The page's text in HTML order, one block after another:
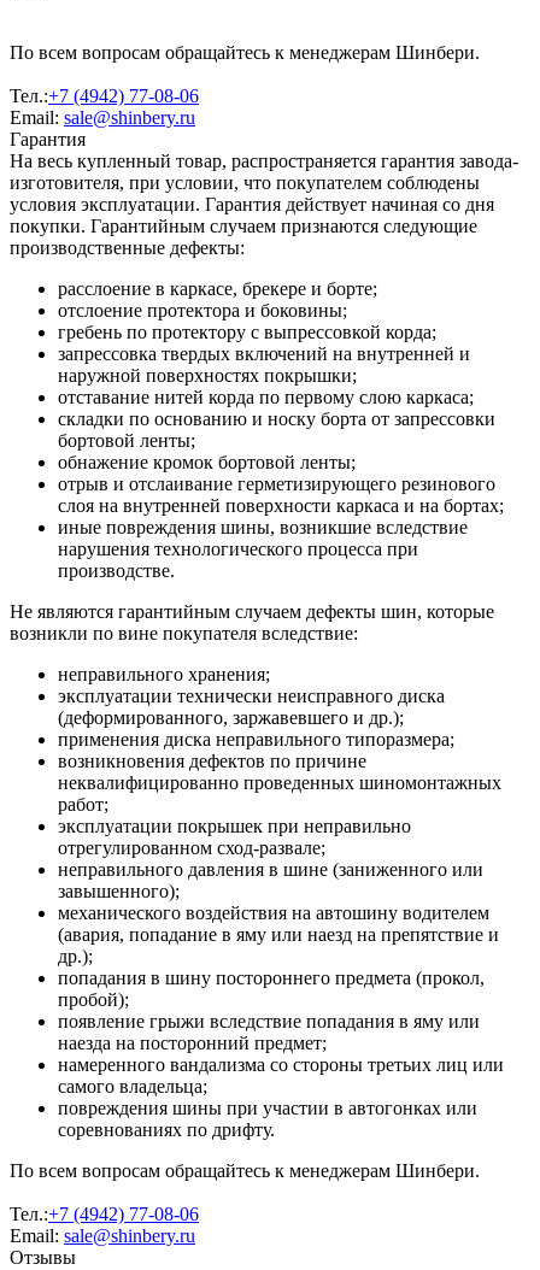
По всем вопросам обращайтесь к менеджерам Шинбери.
Тел.:+7 (4942) 77-08-06
Email: sale@shinbery.ru
Гарантия
На весь купленный товар, распространяется гарантия завода-
изготовителя, при условии, что покупателем соблюдены
условия эксплуатации. Гарантия действует начиная со дня
покупки. Гарантийным случаем признаются следующие
производственные дефекты:
расслоение в каркасе, брекере и борте;
отслоение протектора и боковины;
гребень по протектору с выпрессовкой корда;
запрессовка твердых включений на внутренней и
наружной поверхностях покрышки;
отставание нитей корда по первому слою каркаса;
складки по основанию и носку борта от запрессовки
бортовой ленты;
обнажение кромок бортовой ленты;
отрыв и отслаивание герметизирующего резинового
слоя на внутренней поверхности каркаса и на бортах;
иные повреждения шины, возникшие вследствие
нарушения технологического процесса при
производстве.
Не являются гарантийным случаем дефекты шин, которые
возникли по вине покупателя вследствие:
неправильного хранения;
эксплуатации технически неисправного диска
(деформированного, заржавевшего и др.);
применения диска неправильного типоразмера;
возникновения дефектов по причине
неквалифицированно проведенных шиномонтажных
работ;
эксплуатации покрышек при неправильно
отрегулированном сход-развале;
неправильного давления в шине (заниженного или
завышенного);
механического воздействия на автошину водителем
(авария, попадание в яму или наезд на препятствие и
др.);
попадания в шину постороннего предмета (прокол,
пробой);
появление грыжи вследствие попадания в яму или
наезда на посторонний предмет;
намеренного вандализма со стороны третьих лиц или
самого владельца;
повреждения шины при участии в автогонках или
соревнованиях по дрифту.
По всем вопросам обращайтесь к менеджерам Шинбери.
Тел.:+7 (4942) 77-08-06
Email: sale@shinbery.ru
Отзывы